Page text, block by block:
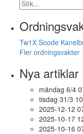
Tw1X Soode
Fler ordningsvakter
Nya artiklar
måndag 6/4
tisdag 31/3
2025-12-12
2025-10-17
2025-10-16